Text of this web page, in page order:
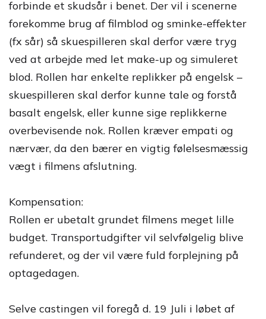
forbinde et skudsår i benet. Der vil i scenerne
forekomme brug af filmblod og sminke-effekter
(fx sår) så skuespilleren skal derfor være tryg
ved at arbejde med let make-up og simuleret
blod. Rollen har enkelte replikker på engelsk –
skuespilleren skal derfor kunne tale og forstå
basalt engelsk, eller kunne sige replikkerne
overbevisende nok. Rollen kræver empati og
nærvær, da den bærer en vigtig følelsesmæssig
vægt i filmens afslutning.
Kompensation:
Rollen er ubetalt grundet filmens meget lille
budget. Transportudgifter vil selvfølgelig blive
refunderet, og der vil være fuld forplejning på
optagedagen.
Selve castingen vil foregå d. 19 Juli i løbet af